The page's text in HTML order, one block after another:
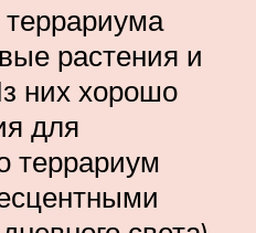
растения и
них хорошо
для
террариум